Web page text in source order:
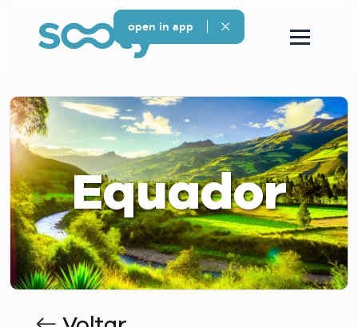
Equador
open in app